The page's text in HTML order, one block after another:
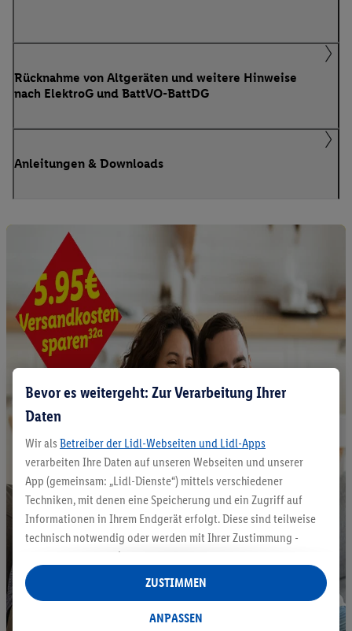
Rücknahme von Altgeräten und weitere Hinweise
nach ElektroG und BattVO-BattDG
Anleitungen & Downloads
Bevor es weitergeht: Zur Verarbeitung Ihrer
Daten
Wir als Betreiber der Lidl-Webseiten und Lidl-Apps
verarbeiten Ihre Daten auf unseren Webseiten und unserer
App (gemeinsam: „Lidl-Dienste“) mittels verschiedener
Techniken, mit denen eine Speicherung und ein Zugriff auf
Informationen in Ihrem Endgerät erfolgt. Diese sind teilweise
technisch notwendig oder werden mit Ihrer Zustimmung -
auch durch Partner (u.a.
Verantwortliche; im Zusammenhang mit dem IAB TCF
insgesamt
Statistik-Erstellung oder für personalisierte Werbung
ANPASSEN
ZUSTIMMEN